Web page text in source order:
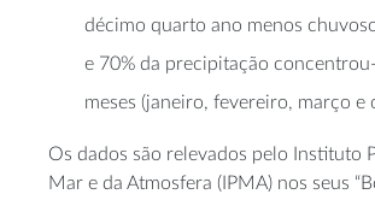
décimo quarto ano menos
e 70% da precipitação
meses (janeiro, fevereiro, março e
Os dados são relevados pelo Instituto
Mar e da Atmosfera (IPMA) nos seus